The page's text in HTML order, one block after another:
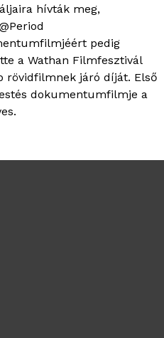
hívták meg,
pedig
a Wathan Filmfesztivál
rövidfilmnek járó díját. Első
dokumentumfilmje a